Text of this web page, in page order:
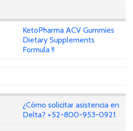
KetoPharma ACV Gummies
Dietary Supplements
Formula !!
¿Cómo solicitar asistencia en
Delta? +52-800-953-0921